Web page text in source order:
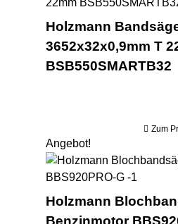
Holzmann
3652x32x0,9mm T
BSB550SMARTB32
Zum
Angebot!
Holzmann
Benzinmotor